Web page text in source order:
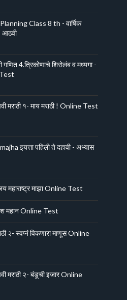
Class 8 th - वार्षिक
आठवी
गणित 4.त्रिकोणाचे शिरोलंब व मध्यगा -
मराठी १- माय मराठी ! Online Test
इयत्ता पहिली ते दहावी - अभ्यास
महाराष्ट्र माझा Online Test
देश महान Online Test
२- स्वप्नं विकणारा माणूस Online
मराठी २- बंडूची इजार Online